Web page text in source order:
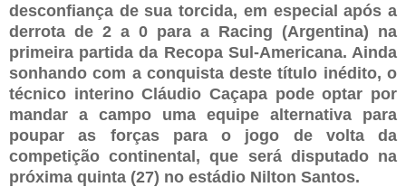
desconfiança de sua torcida, em especial após a
derrota de 2 a 0 para a Racing (Argentina) na
primeira partida da Recopa Sul-Americana. Ainda
sonhando com a conquista deste título inédito, o
técnico interino Cláudio Caçapa pode optar por
mandar a campo uma equipe alternativa para
poupar as forças para o jogo de volta da
competição continental, que será disputado na
próxima quinta (27) no estádio Nilton Santos.